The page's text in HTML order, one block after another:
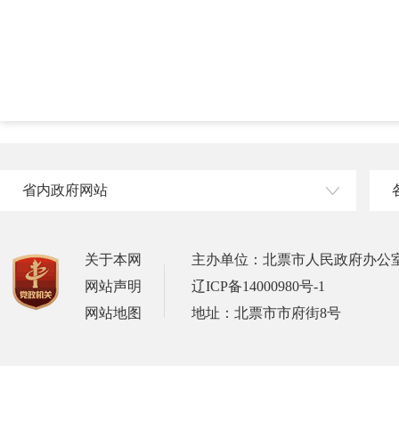
省内政府网站
关于本网
网站声明
网站地图
主办单位：北票市人民政府办公
辽ICP备14000980号-1
地址：北票市市府街8号